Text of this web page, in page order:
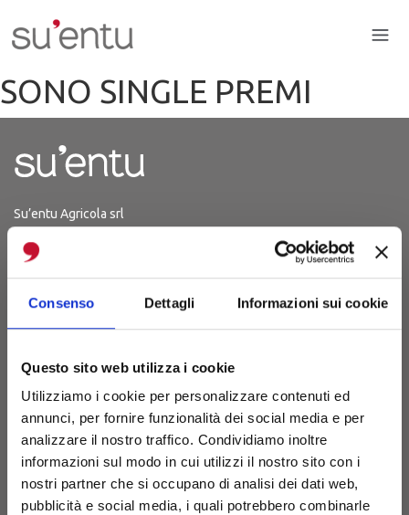
Consenso Dettagli Informazioni sui cookie
Questo sito web utilizza i cookie
Utilizziamo i cookie per personalizzare contenuti ed
annunci, per fornire funzionalità dei social media e per
analizzare il nostro traffico. Condividiamo inoltre
informazioni sul modo in cui utilizzi il nostro sito con i
nostri partner che si occupano di analisi dei dati web,
pubblicità e social media, i quali potrebbero combinarle
SONO SINGLE PREMI
Su’entu Agricola srl
P.Iva 03214150926
Iscrizione 29.06.2012
(Strada Sanluri-Lunamatrona)
09025 Sanluri (CA)
Sardegna, Italia
Punto Vendita e Prenotazioni
+39 (070)7050411
visita@cantinesuentu.com